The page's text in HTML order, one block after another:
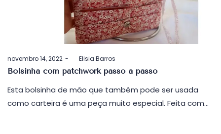
Postado
em
novembro 14, 2022 byElisia Barros
Bolsinha com patchwork passo a passo
Esta bolsinha de mão que também pode ser usada
como carteira é uma peça muito especial. Feita com…